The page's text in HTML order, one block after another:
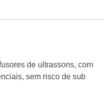
de ultrassons, com
sem risco de sub